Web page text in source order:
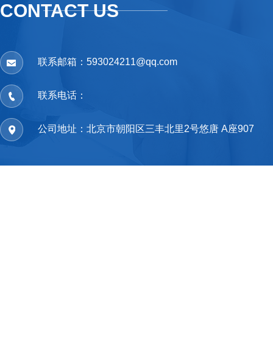
CONTACT US
联系邮箱：593024211@qq.com
联系电话：
公司地址：北京市朝阳区三丰北里2号悠唐 A座907